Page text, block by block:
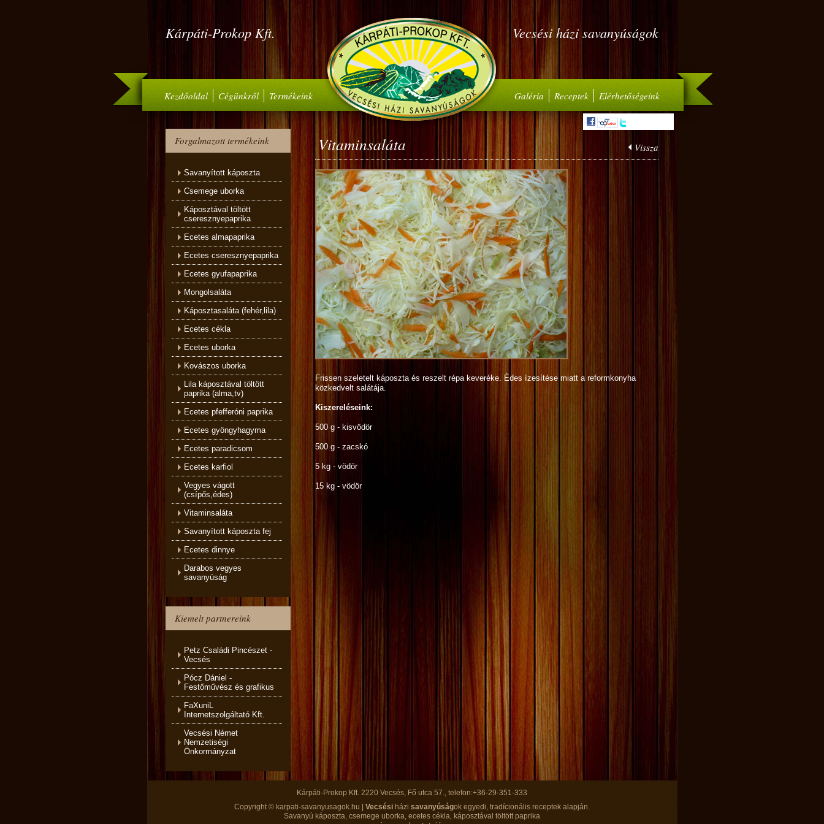
Vecsési házi savanyúságok
Kárpáti-Prokop Kft.
Kezdőoldal Cégünkről Termékeink Galéria Receptek Elérhetőségeink
Vitaminsaláta Vissza
Frissen szeletelt káposzta és reszelt répa keveréke. Édes ízesítése miatt a reformkonyha
közkedvelt salátája.
Kiszereléseink:
500 g - kisvödör
500 g - zacskó
5 kg - vödör
15 kg - vödör
Forgalmazott termékeink
Savanyított káposzta
Csemege uborka
Káposztával töltött
cseresznyepaprika
Ecetes almapaprika
Ecetes cseresznyepaprika
Ecetes gyufapaprika
Mongolsaláta
Káposztasaláta (fehér,lila)
Ecetes cékla
Ecetes uborka
Kovászos uborka
Lila káposztával töltött
paprika (alma,tv)
Ecetes pfefferóni paprika
Ecetes gyöngyhagyma
Ecetes paradicsom
Ecetes karfiol
Vegyes vágott
(csípős,édes)
Vitaminsaláta
Savanyított káposzta fej
Ecetes dinnye
Darabos vegyes
savanyúság
Kiemelt partnereink
Petz Családi Pincészet -
Vecsés
Pócz Dániel -
Festőművész és grafikus
FaXuniL
Internetszolgáltató Kft.
Vecsési Német
Nemzetiségi
Önkormányzat
Kárpáti-Prokop Kft. 2220 Vecsés, Fő utca 57., telefon:+36-29-351-333
Copyright © karpati-savanyusagok.hu | Vecsési házi savanyúságok egyedi, tradícionális receptek alapján.
Savanyú káposzta, csemege uborka, ecetes cékla, káposztával töltött paprika